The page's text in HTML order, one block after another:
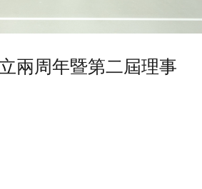
兩周年暨第二屆理事